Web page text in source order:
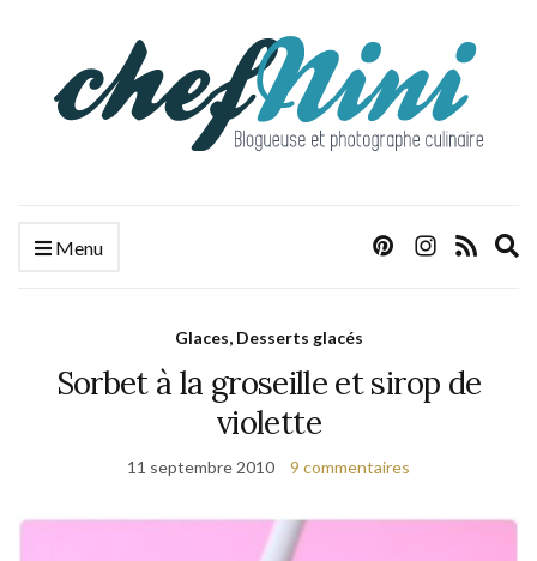
Menu
Glaces, Desserts glacés
Sorbet à la groseille et sirop de
violette
11 septembre 2010 9 commentaires